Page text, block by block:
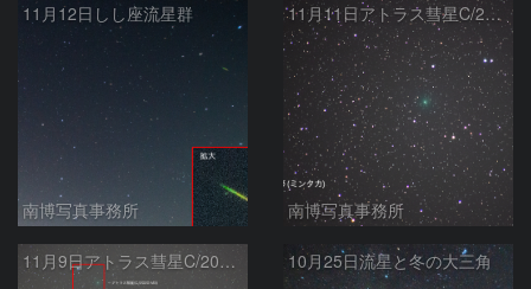
11月12日しし座流星群
南博写真事務所
11月11日アトラス彗星C/2020 M3
南博写真事務所
11月9日アトラス彗星C/2020 M3とオリオン座大星雲 10月25日流星と冬の大三角